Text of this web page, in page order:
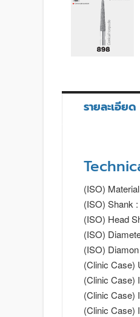
รายละเอียด
(ISO)
(ISO) Shank :
(ISO) Head
(ISO)
(ISO)
(Clinic Case)
(Clinic Case)
(Clinic Case)
(Clinic Case)